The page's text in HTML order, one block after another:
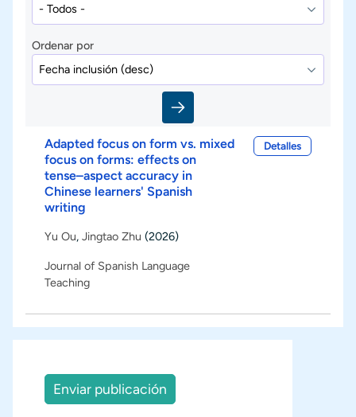
Ordenar por
Adapted focus on form vs. mixed
focus on forms: effects on
tense–aspect accuracy in
Chinese learners' Spanish
writing
Yu Ou, Jingtao Zhu (2026)
Journal of Spanish Language
Teaching
Detalles
Enviar publicación